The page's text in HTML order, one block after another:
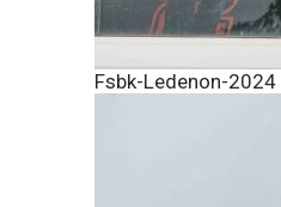
Fsbk-Ledenon-2024